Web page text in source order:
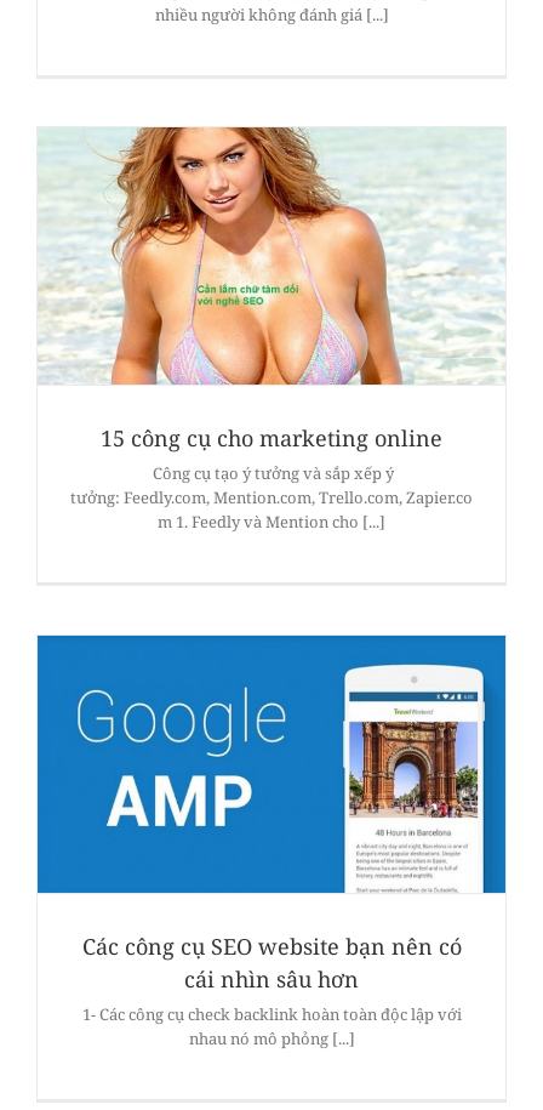
nhiều người không đánh giá [...]
15 công cụ cho marketing online
Công cụ tạo ý tưởng và sắp xếp ý
tưởng: Feedly.com, Mention.com, Trello.com, Zapier.co
m 1. Feedly và Mention cho [...]
Các công cụ SEO website bạn nên có
cái nhìn sâu hơn
1- Các công cụ check backlink hoàn toàn độc lập với
nhau nó mô phỏng [...]